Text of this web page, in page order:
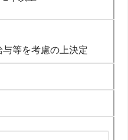
等を考慮の上決定